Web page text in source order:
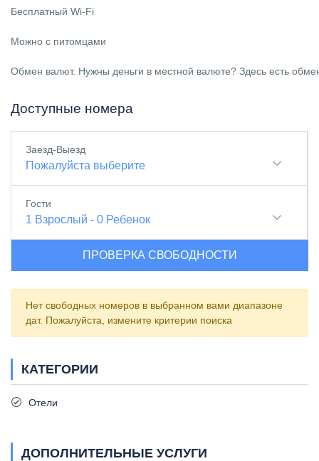
Бесплатный Wi-Fi
Можно с питомцами
Обмен валют. Нужны деньги в местной валюте? Здесь есть
Доступные номера
Заезд-Выезд
Пожалуйста выберите
Гости
1 Взрослый - 0 Ребенок
ПРОВЕРКА СВОБОДНОСТИ
Нет свободных номеров в выбранном вами диапазоне
дат. Пожалуйста, измените критерии поиска
КАТЕГОРИИ
Отели
ДОПОЛНИТЕЛЬНЫЕ УСЛУГИ